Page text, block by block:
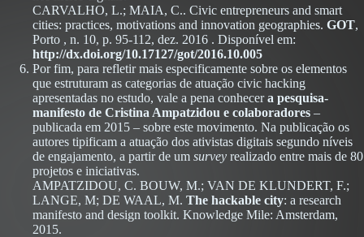
CARVALHO, L.; MAIA, C.. Civic entrepreneurs and smart
cities: practices, motivations and innovation geographies. GOT,
Porto , n. 10, p. 95-112, dez. 2016 . Disponível em:
http://dx.doi.org/10.17127/got/2016.10.005
Por fim, para refletir mais especificamente sobre os elementos
que estruturam as categorias de atuação civic hacking
apresentadas no estudo, vale a pena conhecera pesquisa-
manifesto de Cristina Ampatzidou e colaboradores –
publicada em 2015 – sobre este movimento. Na publicação os
autores tipificam a atuação dos ativistas digitais segundo níveis
de engajamento, a partir de um survey realizado entre mais de 80
projetos e iniciativas.
AMPATZIDOU, C. BOUW, M.; VAN DE KLUNDERT, F.;
LANGE, M; DE WAAL, M. The hackable city: a research
manifesto and design toolkit. Knowledge Mile: Amsterdam,
2015.